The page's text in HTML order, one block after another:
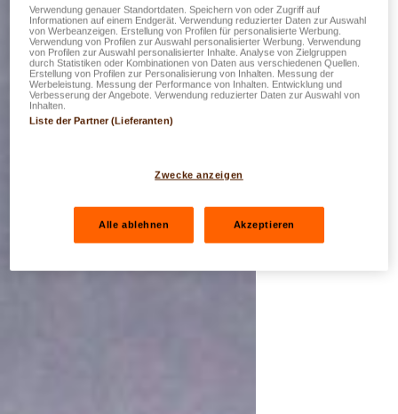
Verwendung genauer Standortdaten. Speichern von oder Zugriff auf
Informationen auf einem Endgerät. Verwendung reduzierter Daten zur Auswahl
von Werbeanzeigen. Erstellung von Profilen für personalisierte Werbung.
Verwendung von Profilen zur Auswahl personalisierter Werbung. Verwendung
von Profilen zur Auswahl personalisierter Inhalte. Analyse von Zielgruppen
durch Statistiken oder Kombinationen von Daten aus verschiedenen Quellen.
Erstellung von Profilen zur Personalisierung von Inhalten. Messung der
Werbeleistung. Messung der Performance von Inhalten. Entwicklung und
Verbesserung der Angebote. Verwendung reduzierter Daten zur Auswahl von
Inhalten.
Liste der Partner (Lieferanten)
Zwecke anzeigen
Alle ablehnen Akzeptieren